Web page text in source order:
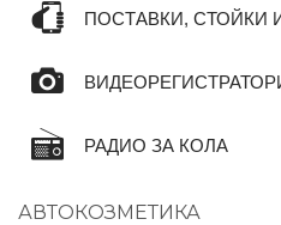
ПОСТАВКИ, СТОЙКИ
РАДИО ЗА КОЛА
АВТОКОЗМЕТИКА